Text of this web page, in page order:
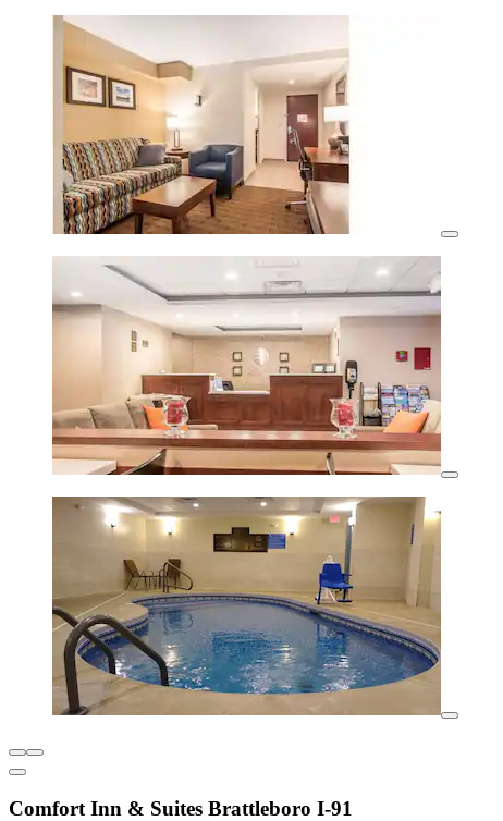
Comfort Inn & Suites Brattleboro I-91